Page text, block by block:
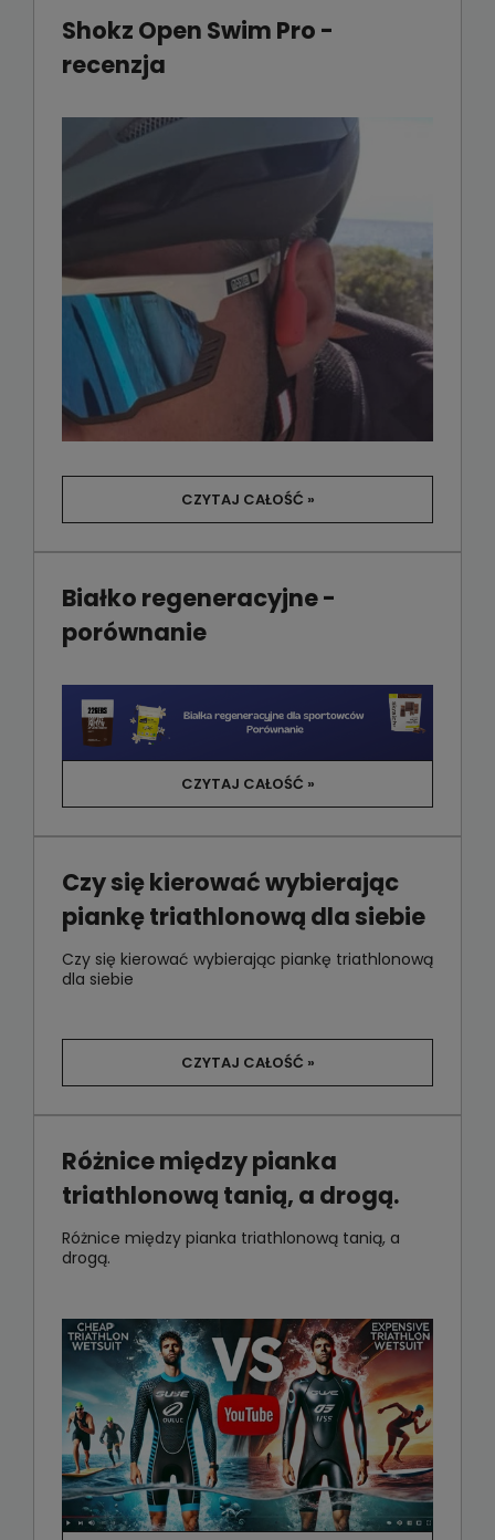
Shokz Open Swim Pro -
recenzja
CZYTAJ CAŁOŚĆ »
Białko regeneracyjne -
porównanie
CZYTAJ CAŁOŚĆ »
Czy się kierować wybierając
piankę triathlonową dla siebie
Czy się kierować wybierając piankę triathlonową
dla siebie
CZYTAJ CAŁOŚĆ »
Różnice między pianka
triathlonową tanią, a drogą.
Różnice między pianka triathlonową tanią, a
drogą.